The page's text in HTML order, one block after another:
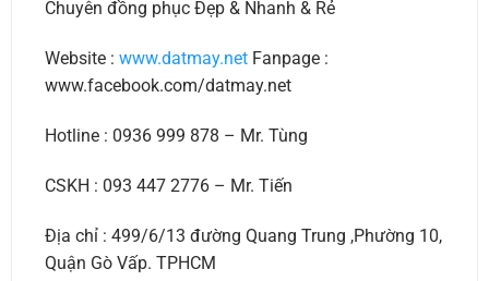
Chuyên đồng phục Đẹp & Nhanh & Rẻ
Website : www.datmay.netFanpage :
www.facebook.com/datmay.net
Hotline : 0936 999 878 – Mr. Tùng
CSKH : 093 447 2776 – Mr. Tiến
Địa chỉ : 499/6/13 đường Quang Trung ,Phường 10,
Quận Gò Vấp. TPHCM